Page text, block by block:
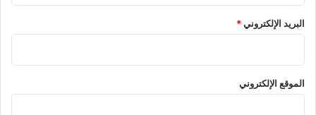
البريد الإلكتروني*
الموقع الإلكتروني